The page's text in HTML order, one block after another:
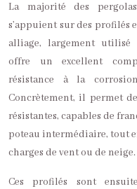
La majorité des
s’appuient sur des profilés
alliage, largement utilisé
offre un excellent
résistance à la
Concrètement, il permet
résistantes, capables de
poteau intermédiaire, tout
charges de vent ou de neige.
Ces profilés sont